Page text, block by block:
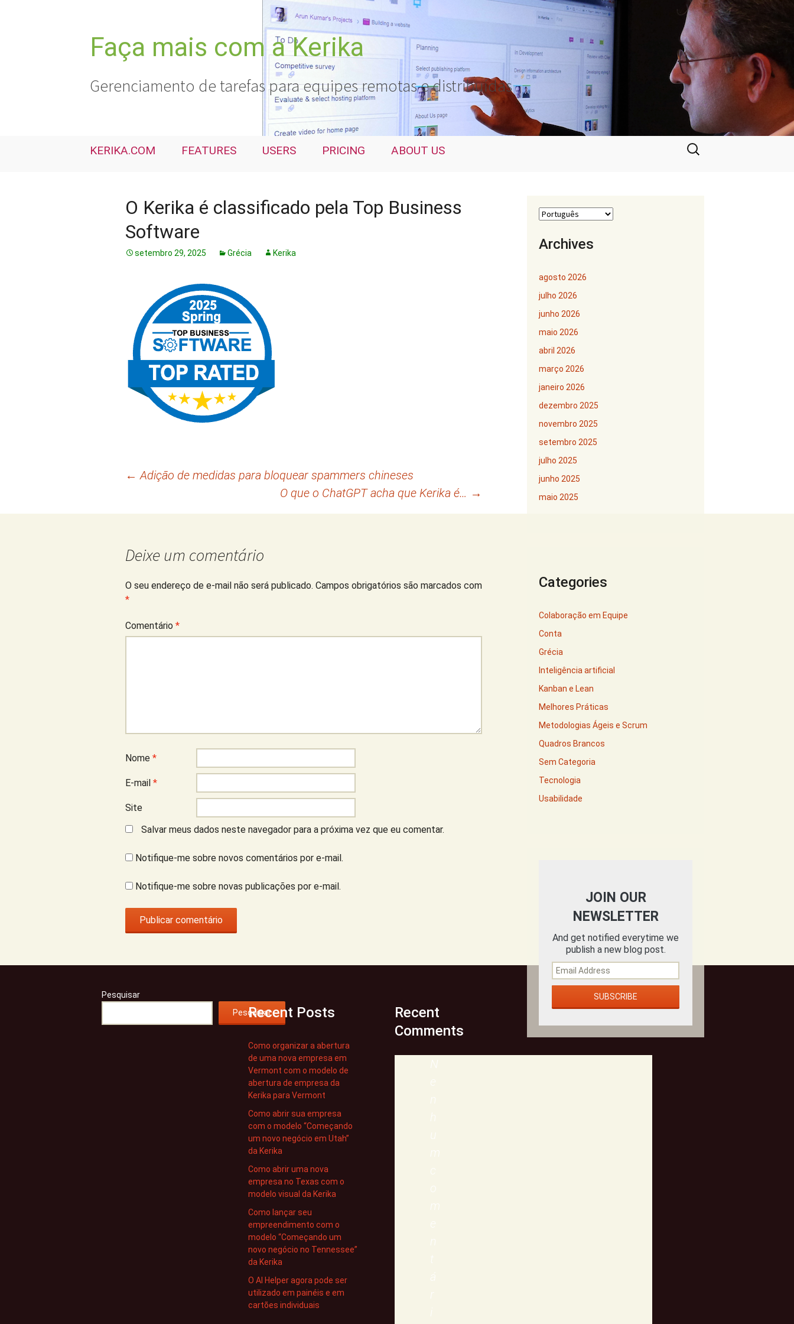
Faça mais com a Kerika
Gerenciamento de tarefas para equipes remotas e distribuídas
KERIKA.COM FEATURES USERS PRICING ABOUT US
Pesquisar
por:
O Kerika é classificado pela Top Business
Software
setembro 29, 2025 Grécia Kerika
← Adição de medidas para bloquear spammers chineses
O que o ChatGPT acha que Kerika é… →
Deixe um comentário
O seu endereço de e-mail não será publicado. Campos obrigatórios são marcados com
*
Comentário *
Nome *
E-mail *
Site
Salvar meus dados neste navegador para a próxima vez que eu comentar.
Notifique-me sobre novos comentários por e-mail.
Notifique-me sobre novas publicações por e-mail.
Archives
agosto 2026
julho 2026
junho 2026
maio 2026
abril 2026
março 2026
janeiro 2026
dezembro 2025
novembro 2025
setembro 2025
julho 2025
junho 2025
maio 2025
Categories
Colaboração em Equipe
Conta
Grécia
Inteligência artificial
Kanban e Lean
Melhores Práticas
Metodologias Ágeis e Scrum
Quadros Brancos
Sem Categoria
Tecnologia
Usabilidade
JOIN OUR
NEWSLETTER
And get notified everytime we
publish a new blog post.
Pesquisar
Pesquisar
Recent Posts
Como organizar a abertura
de uma nova empresa em
Vermont com o modelo de
abertura de empresa da
Kerika para Vermont
Como abrir sua empresa
com o modelo “Começando
um novo negócio em Utah”
da Kerika
Como abrir uma nova
empresa no Texas com o
modelo visual da Kerika
Como lançar seu
empreendimento com o
modelo “Começando um
novo negócio no Tennessee”
da Kerika
O AI Helper agora pode ser
utilizado em painéis e em
cartões individuais
Recent
Comments
N
e
n
h
u
m
c
o
m
e
n
t
á
r
i